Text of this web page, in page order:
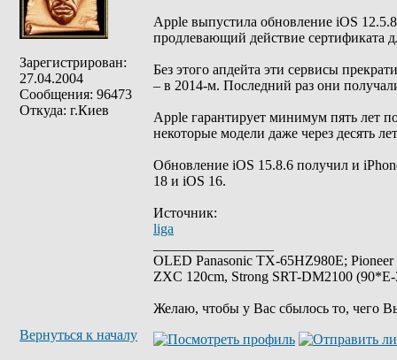
Зарегистрирован:
27.04.2004
Сообщения: 96473
Откуда: г.Киев
Apple выпустила обновление iOS
продлевающий действие сертификата
Без этого апдейта эти сервисы
– в 2014-м. Последний раз они
Apple гарантирует минимум пять лет
некоторые модели даже через десять
Обновление iOS 15.8.6 получил и
18 и iOS 16.
Источник:
liga
OLED Panasonic TX-65HZ980E;
ZXC 120cm, Strong SRT-DM2100
Желаю, чтобы у Вас сбылось то, чего
Вернуться к началу